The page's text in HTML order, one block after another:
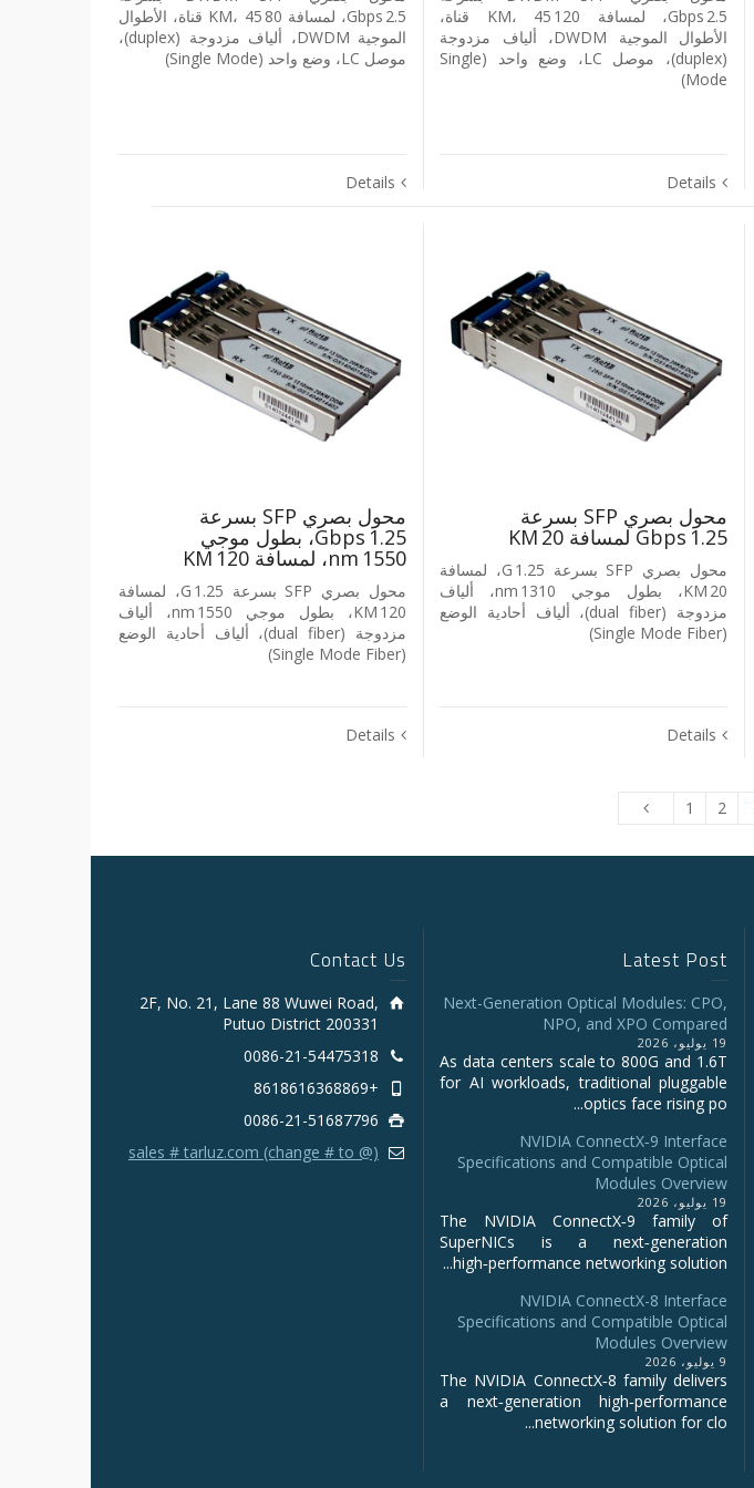
2.5 Gbps، لمسافة 120 KM، 45 قناة،
الأطوال الموجية DWDM، ألياف مزدوجة
(duplex)، موصل LC، وضع واحد (Single
Mode)
Details
2.5 Gbps، لمسافة 80 KM، 45 قناة، الأطوال
الموجية DWDM، ألياف مزدوجة (duplex)،
موصل LC، وضع واحد (Single Mode)
Details
محول بصري SFP بسرعة
1.25 Gbps لمسافة 20 KM
محول بصري SFP بسرعة 1.25 G، لمسافة
20 KM، بطول موجي 1310 nm، ألياف
مزدوجة (dual fiber)، ألياف أحادية الوضع
(Single Mode Fiber)
Details
محول بصري SFP بسرعة
1.25 Gbps، بطول موجي
1550 nm، لمسافة 120 KM
محول بصري SFP بسرعة 1.25 G، لمسافة
120 KM، بطول موجي 1550 nm، ألياف
مزدوجة (dual fiber)، ألياف أحادية الوضع
(Single Mode Fiber)
Details
1 2
Latest Post
Next-Generation Optical Modules: CPO,
NPO, and XPO Compared
19 يوليو، 2026
As data centers scale to 800G and 1.6T
for AI workloads, traditional pluggable
optics face rising po...
NVIDIA ConnectX‑9 Interface
Specifications and Compatible Optical
Modules Overview
19 يوليو، 2026
The NVIDIA ConnectX‑9 family of
SuperNICs is a next‑generation
high‑performance networking solution...
NVIDIA ConnectX-8 Interface
Specifications and Compatible Optical
Modules Overview
9 يوليو، 2026
The NVIDIA ConnectX‑8 family delivers
a next‑generation high‑performance
networking solution for clo...
Contact Us
2F, No. 21, Lane 88 Wuwei Road,
Putuo District 200331
0086-21-54475318
+8618616368869
0086-21-51687796
sales # tarluz.com (change # to @)